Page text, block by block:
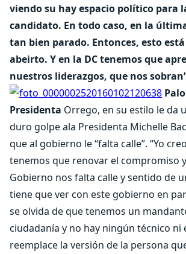
viendo su hay espacio político para
candidato. En todo caso, en la
tan bien parado. Entonces, esto
abeirto. Y en la DC tenemos que
nuestros liderazgos, que nos
Presidenta Orrego, en su estilo le da
duro golpe ala Presidenta Michelle
que al gobierno le “falta calle”. “Yo
tenemos que renovar el compromiso
Gobierno nos falta calle y sentido de
tiene que ver con este gobierno en
se olvida de que tenemos un
ciudadanía y no hay ningún técnico ni
reemplace la versión de la persona